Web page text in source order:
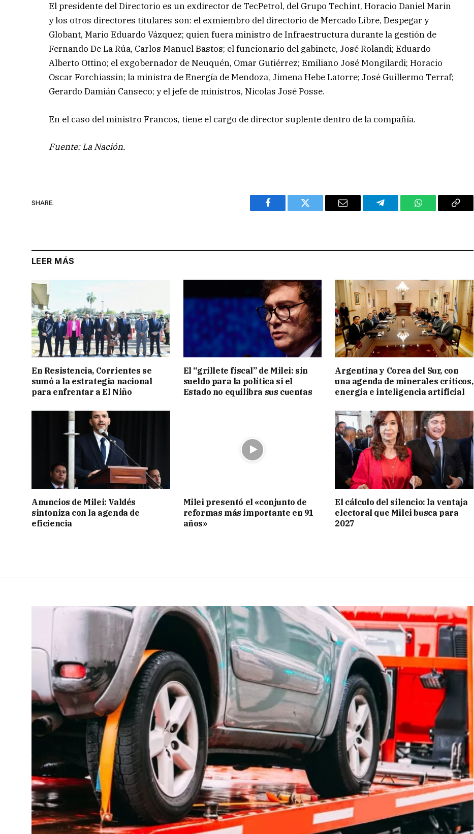
El presidente del Directorio es un exdirector de TecPetrol, del Grupo Techint, Horacio Daniel Marin
y los otros directores titulares son: el exmiembro del directorio de Mercado Libre, Despegar y
Globant, Mario Eduardo Vázquez; quien fuera ministro de Infraestructura durante la gestión de
Fernando De La Rúa, Carlos Manuel Bastos; el funcionario del gabinete, José Rolandi; Eduardo
Alberto Ottino; el exgobernador de Neuquén, Omar Gutiérrez; Emiliano José Mongilardi; Horacio
Oscar Forchiassin; la ministra de Energía de Mendoza, Jimena Hebe Latorre; José Guillermo Terraf;
Gerardo Damián Canseco; y el jefe de ministros, Nicolas José Posse.
En el caso del ministro Francos, tiene el cargo de director suplente dentro de la compañía.
Fuente: La Nación.
SHARE.
Facebook Twitter Email Telegram WhatsAppCopy
LEER MÁS
En Resistencia, Corrientes se
sumó a la estrategia nacional
para enfrentar a El Niño
El “grillete fiscal” de Milei: sin
sueldo para la política si el
Estado no equilibra sus cuentas
Argentina y Corea del Sur, con
una agenda de minerales críticos,
energía e inteligencia artificial
Anuncios de Milei: Valdés
sintoniza con la agenda de
eficiencia
Milei presentó el «conjunto de
reformas más importante en 91
años»
El cálculo del silencio: la ventaja
electoral que Milei busca para
2027